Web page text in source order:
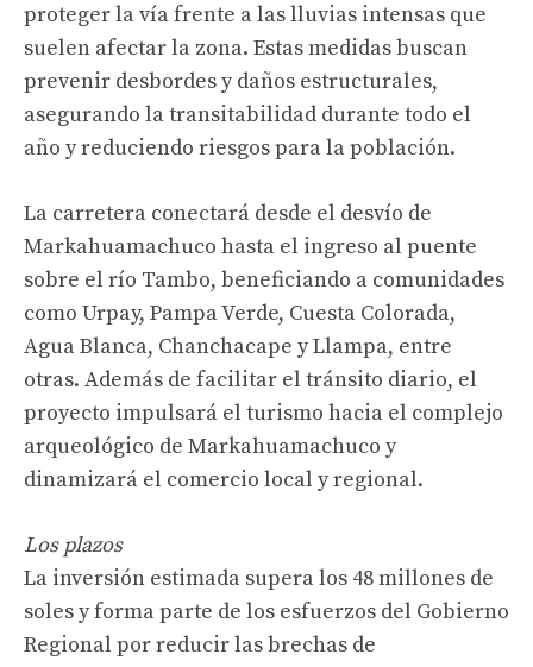
proteger la vía frente a las lluvias intensas que
suelen afectar la zona. Estas medidas buscan
prevenir desbordes y daños estructurales,
asegurando la transitabilidad durante todo el
año y reduciendo riesgos para la población.
La carretera conectará desde el desvío de
Markahuamachuco hasta el ingreso al puente
sobre el río Tambo, beneficiando a comunidades
como Urpay, Pampa Verde, Cuesta Colorada,
Agua Blanca, Chanchacape y Llampa, entre
otras. Además de facilitar el tránsito diario, el
proyecto impulsará el turismo hacia el complejo
arqueológico de Markahuamachuco y
dinamizará el comercio local y regional.
Los plazos
La inversión estimada supera los 48 millones de
soles y forma parte de los esfuerzos del Gobierno
Regional por reducir las brechas de